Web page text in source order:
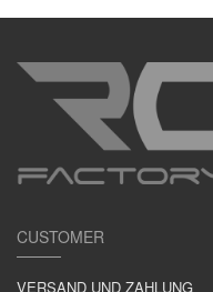
CUSTOMER
VERSAND UND ZAHLUNG